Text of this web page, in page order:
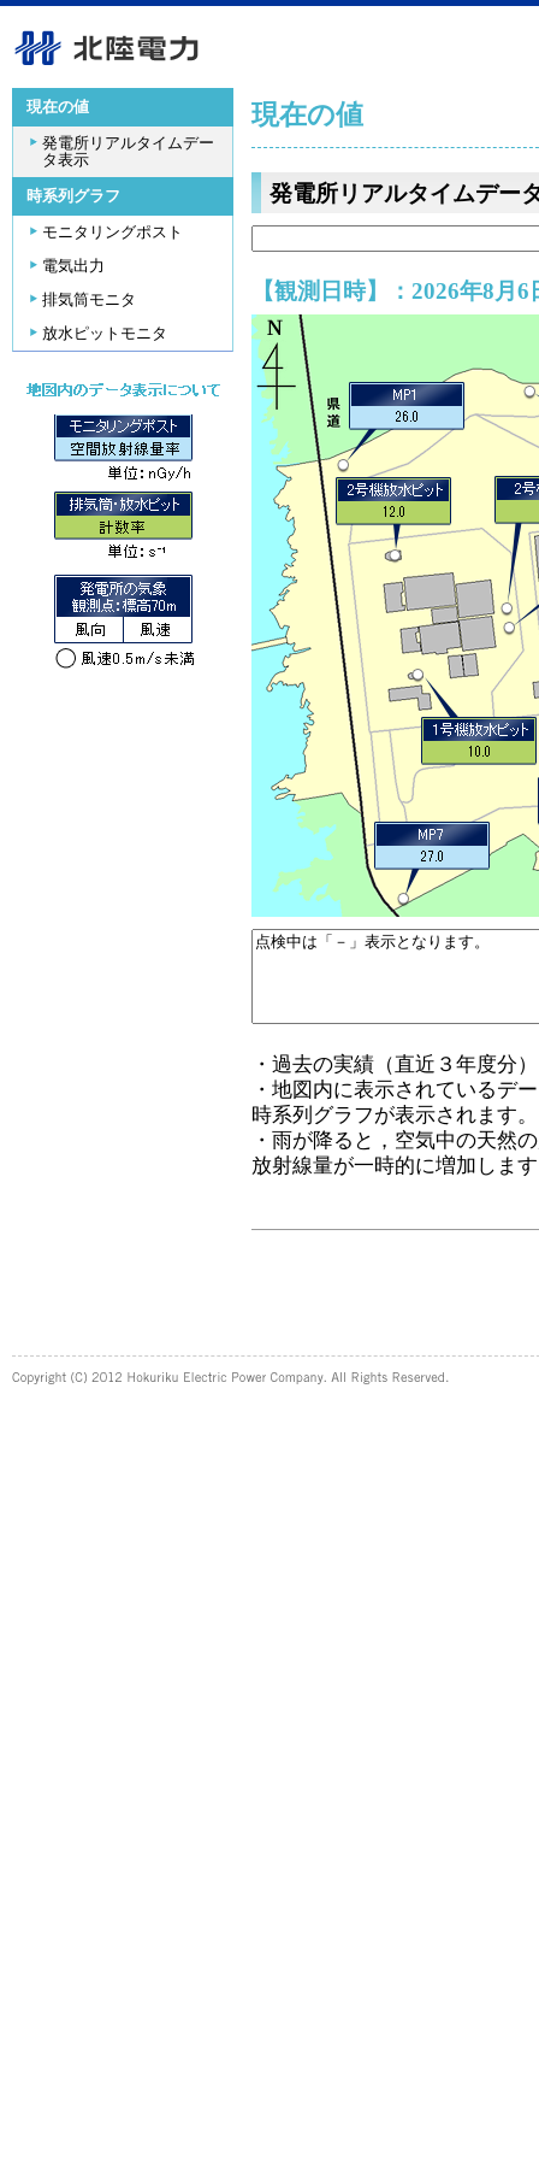
現在の値
発電所リアルタイムデー
タ表示
時系列グラフ
モニタリングポスト
電気出力
排気筒モニタ
放水ピットモニタ
現在の値
発電所リアルタイムデー
【観測日時】：2026年8月
・過去の実績（直近３年度分
・地図内に表示されているデ
時系列グラフが表示されます。
・雨が降ると，空気中の天然
放射線量が一時的に増加しま